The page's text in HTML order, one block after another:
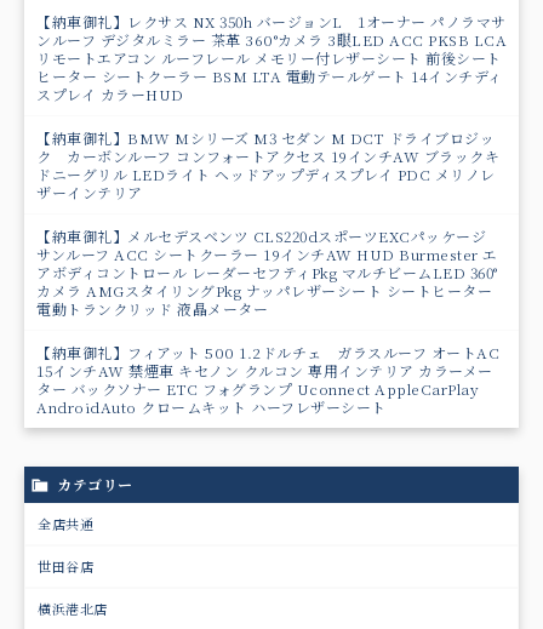
【納車御礼】レクサス NX 350h バージョンL 1オーナー パノラマサ
ンルーフ デジタルミラー 茶革 360°カメラ 3眼LED ACC PKSB LCA
リモートエアコン ルーフレール メモリー付レザーシート 前後シート
ヒーター シートクーラー BSM LTA 電動テールゲート 14インチディ
スプレイ カラーHUD
【納車御礼】BMW Mシリーズ M3 セダン M DCT ドライブロジッ
ク カーボンルーフ コンフォートアクセス 19インチAW ブラックキ
ドニーグリル LEDライト ヘッドアップディスプレイ PDC メリノレ
ザーインテリア
【納車御礼】メルセデスベンツ CLS220dスポーツEXCパッケージ
サンルーフ ACC シートクーラー 19インチAW HUD Burmester エ
アボディコントロール レーダーセフティPkg マルチビームLED 360°
カメラ AMGスタイリングPkg ナッパレザーシート シートヒーター
電動トランクリッド 液晶メーター
【納車御礼】フィアット 500 1.2ドルチェ ガラスルーフ オートAC
15インチAW 禁煙車 キセノン クルコン 専用インテリア カラーメー
ター バックソナー ETC フォグランプ Uconnect AppleCarPlay
AndroidAuto クロームキット ハーフレザーシート
カテゴリー
全店共通
世田谷店
横浜港北店